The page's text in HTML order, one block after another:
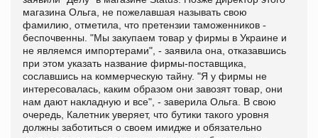
магазина Ольга, не пожелавшая называть свою
фамилию, отметила, что претензии таможенников -
беспочвенны. "Мы закупаем товар у фирмы в Украине и
не являемся импортерами", - заявила она, отказавшись
при этом указать название фирмы-поставщика,
сославшись на коммерческую тайну. "Я у фирмы не
интересовалась, каким образом они завозят товар, они
нам дают накладную и все", - заверила Ольга. В свою
очередь, Калетник уверяет, что бутики такого уровня
должны заботиться о своем имидже и обязательно